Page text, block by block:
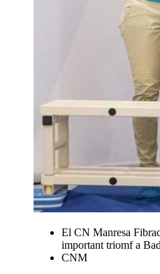
El CN Manresa
important triomf a
CNM